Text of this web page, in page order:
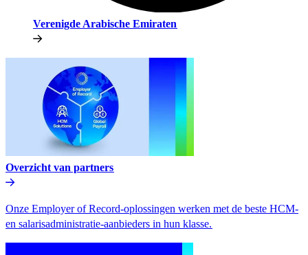
Verenigde Arabische Emiraten​​
Overzicht van partners​​
Onze Employer of Record-oplossingen werken met de beste HCM-
en salarisadministratie-aanbieders in hun klasse.​​